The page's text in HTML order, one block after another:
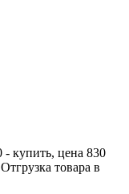
купить, цена 830
товара в